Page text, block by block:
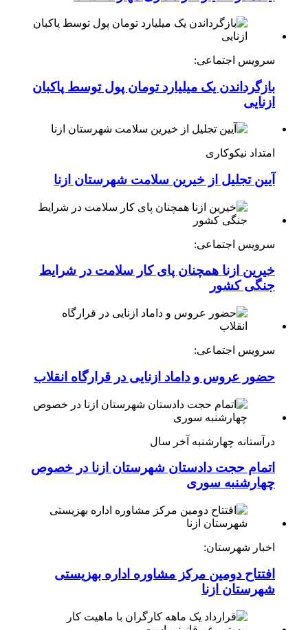
سرویس اجتماعی:
بازگرداندن یک میلیارد تومان پول توسط پاکبان
ازنایی
امتداد نیکوکاری
آیین تجلیل از خیرین سلامت شهرستان ازنا
سرویس اجتماعی:
خیرین ازنا همچنان پای کار سلامت در شرایط
جنگی کشور
سرویس اجتماعی:
حضور عروس و داماد ازنایی در قرارگاه انقلاب
درآستانه چهارشنبه آخر سال
اتمام حجت دادستان شهرستان ازنا در خصوص
چهارشنبه ‌سوری
اخبار شهرستان:
افتتاح دومین مرکز مشاوره اداره بهزیستی
شهرستان ازنا